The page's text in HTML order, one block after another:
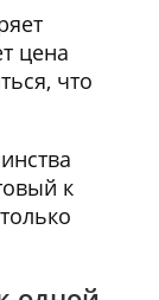
цена
что
к